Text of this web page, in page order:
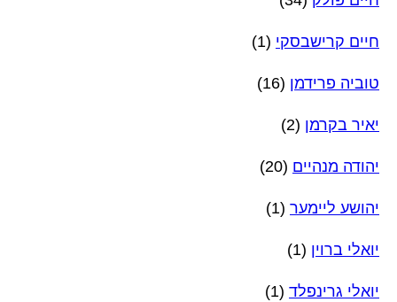
חיים קרישבסקי (1)
טוביה פרידמן (16)
יאיר בקרמן (2)
יהודה מנהיים (20)
יהושע ליימער (1)
יואלי ברוין (1)
יואלי גרינפלד (1)